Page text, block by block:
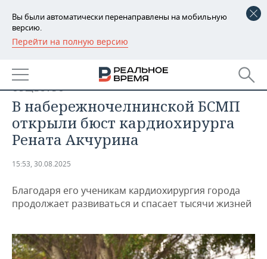
Вы были автоматически перенаправлены на мобильную
версию.
Перейти на полную версию
РЕГИОНЫ
БАШКОРТОСТАН
ТАТАРСТАН
УДМУРТИЯ
НОВОСТИ
АНАЛИТИКА
НОВОСТИ АНАЛИТИКИ
ДЕКЛАРАЦИИ О ДОХОДАХ
ВУЗЫ ТАТАРСТАНА
КОМУ ПРИНАДЛЕЖАТ
ТОРГОВЫЕ ЦЕНТРЫ
ТАТАРСТАНА
ЭКОНОМИКА
НОВОСТИ ЭКОНОМИКИ
БАНКИ
БЮДЖЕТ
ПРОМЫШЛЕННОСТИ
МАШИНОСТРОЕНИЕ
НОВОСТИ НЕДВИЖИМОСТИ
АВТО
НОВОСТИ АВТО
БИЗНЕС
ОБЩЕСТВО
В набережночелнинской БСМП
открыли бюст кардиохирурга
Рената Акчурина
15:53, 30.08.2025
Благодаря его ученикам кардиохирургия города
продолжает развиваться и спасает тысячи жизней